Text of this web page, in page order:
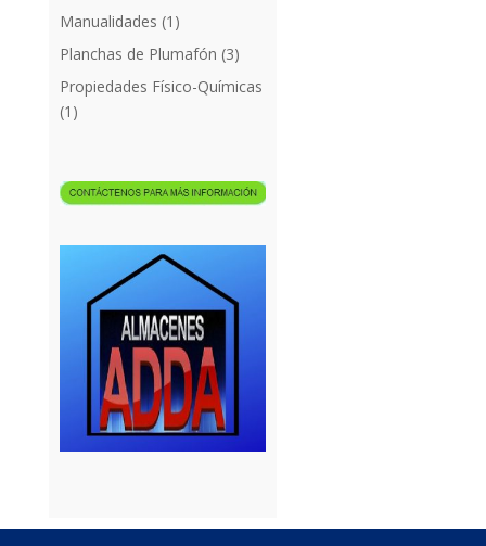
Manualidades (1)
Planchas de Plumafón (3)
Propiedades Físico-Químicas
(1)